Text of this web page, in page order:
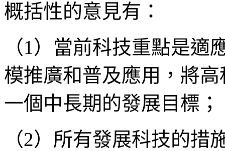
概括性的意見有：
（1）當前科技重點是
模推廣和普及應用，將
一個中長期的發展目標；
（2）所有發展科技的